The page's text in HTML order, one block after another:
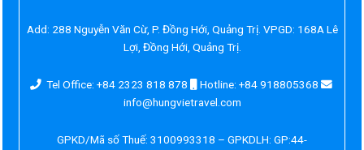
Add: 288 Nguyễn Văn Cừ, P. Đồng Hới, Quảng Trị. VPGD: 168A Lê
Lợi, Đồng Hới, Quảng Trị.
Tel Office: +84 2323 818 878
Hotline: +84 918805368
info@hungvietravel.com
GPKD/Mã số Thuế: 3100993318 – GPKDLH: GP:44-